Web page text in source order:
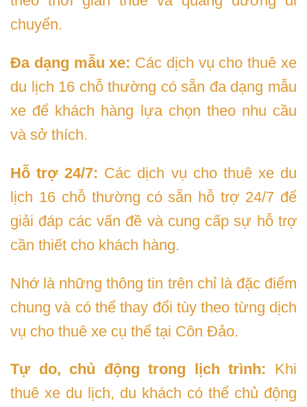
chuyển.
Đa dạng mẫu xe: Các dịch vụ cho thuê xe
du lịch 16 chỗ thường có sẵn đa dạng mẫu
xe để khách hàng lựa chọn theo nhu cầu
và sở thích.
Hỗ trợ 24/7: Các dịch vụ cho thuê xe du
lịch 16 chỗ thường có sẵn hỗ trợ 24/7 để
giải đáp các vấn đề và cung cấp sự hỗ trợ
cần thiết cho khách hàng.
Nhớ là những thông tin trên chỉ là đặc điểm
chung và có thể thay đổi tùy theo từng dịch
vụ cho thuê xe cụ thể tại Côn Đảo.
Tự do, chủ động trong lịch trình: Khi
thuê xe du lịch, du khách có thể chủ động